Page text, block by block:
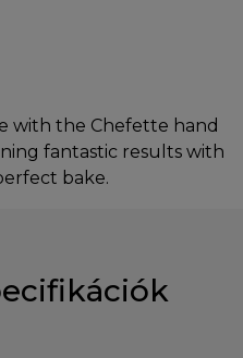
with the Chefette hand
fantastic results with
bake.